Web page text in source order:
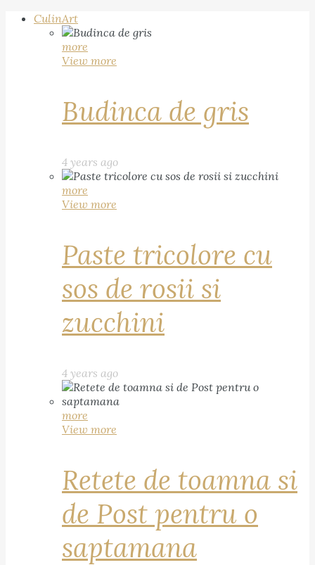
CulinArt
more
View more
Budinca de gris
4 years ago
more
View more
Paste tricolore cu
sos de rosii si
zucchini
4 years ago
more
View more
Retete de toamna si
de Post pentru o
saptamana